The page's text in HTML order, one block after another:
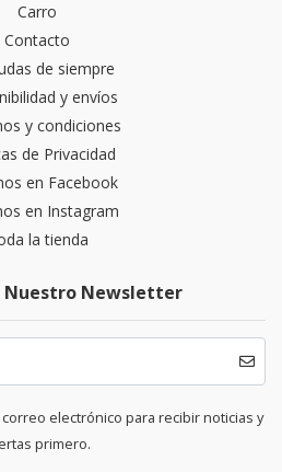
Carro
Contacto
de siempre
y envíos
y condiciones
de Privacidad
en Facebook
en Instagram
la tienda
Nuestro Newsletter
electrónico para recibir noticias y
primero.